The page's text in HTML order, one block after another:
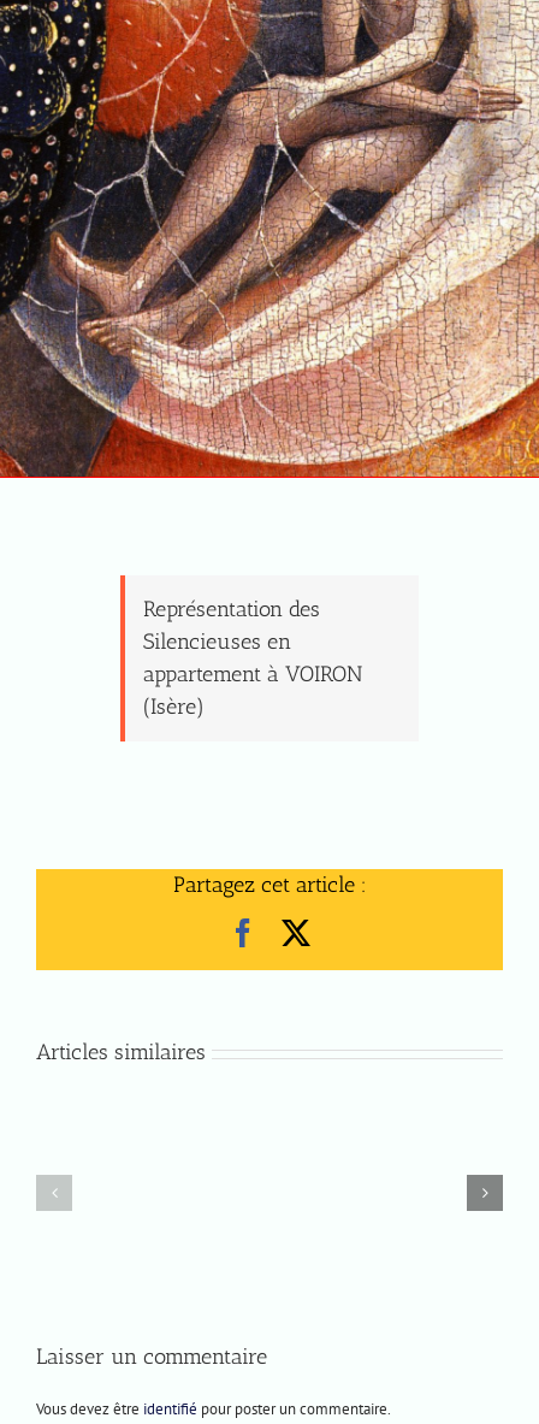
Représentation des
Silencieuses en
appartement à VOIRON
(Isère)
Partagez cet article :
Facebook
Articles similaires
Mercredi
Laisser un commentaire
Vous devez être identifié pour poster un commentaire.